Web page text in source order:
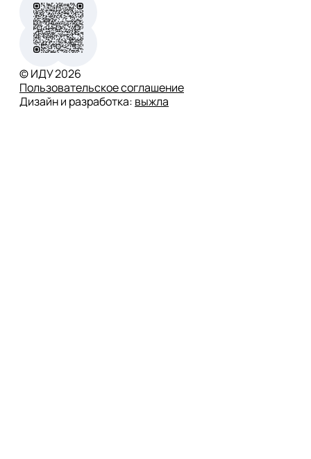
© ИДУ2026
Пользовательское соглашение
Дизайн и разработка: выжла